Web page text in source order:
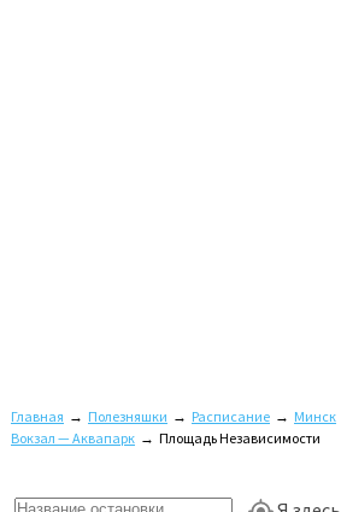
Главная → Полезняшки → Расписание → Минск
Вокзал — Аквапарк → Площадь Независимости